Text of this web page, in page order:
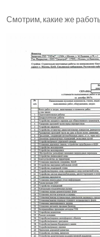
Смотрим, какие же